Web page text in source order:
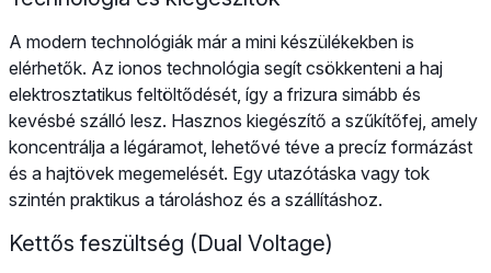
A modern technológiák már a mini készülékekben is
elérhetők. Az ionos technológia segít csökkenteni a haj
elektrosztatikus feltöltődését, így a frizura simább és
kevésbé szálló lesz. Hasznos kiegészítő a szűkítőfej, amely
koncentrálja a légáramot, lehetővé téve a precíz formázást
és a hajtövek megemelését. Egy utazótáska vagy tok
szintén praktikus a tároláshoz és a szállításhoz.
Kettős feszültség (Dual Voltage)